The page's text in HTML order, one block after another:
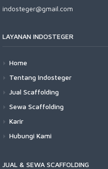
indosteger@gmail.com
LAYANAN INDOSTEGER
Home
Tentang Indosteger
Jual Scaffolding
Sewa Scaffolding
Karir
Hubungi Kami
JUAL & SEWA SCAFFOLDING